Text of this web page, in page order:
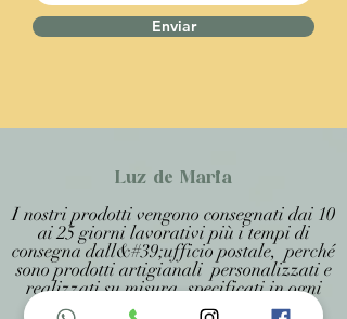
Enviar
Luz de Maria
I nostri prodotti vengono consegnati dai 10
ai 25 giorni lavorativi più i tempi di
consegna dall&#39;ufficio postale, perché
sono prodotti artigianali personalizzati e
realizzati su misura, specificati in ogni
pagina .